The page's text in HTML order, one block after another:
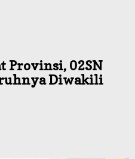
Provinsi, 02SN
Diwakili